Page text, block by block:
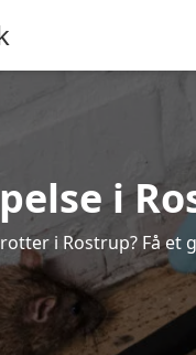
i
i Rostrup? Få